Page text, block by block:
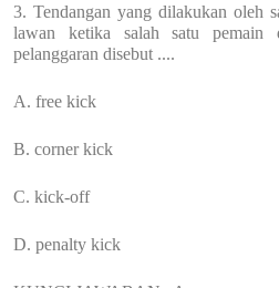
3. Tendangan yang dilakukan oleh
lawan ketika salah satu pemain
pelanggaran disebut ....
A. free kick
B. corner kick
C. kick-off
D. penalty kick